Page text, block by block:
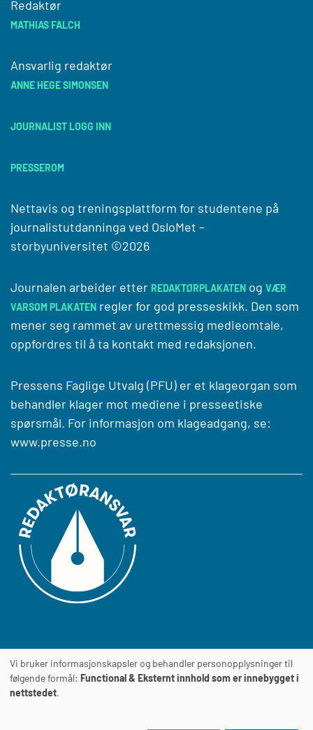
Redaktør
MATHIAS FALCH
Ansvarlig redaktør
ANNE HEGE SIMONSEN
JOURNALIST LOGG INN
PRESSEROM
Nettavis og treningsplattform for studentene på
journalistutdanninga ved OsloMet –
storbyuniversitet ©2026
Journalen arbeider etter REDAKTØRPLAKATEN og VÆR
VARSOM PLAKATEN regler for god presseskikk. Den som
mener seg rammet av urettmessig medieomtale,
oppfordres til å ta kontakt med redaksjonen.
Pressens Faglige Utvalg (PFU) er et klageorgan som
behandler klager mot mediene i presseetiske
spørsmål. For informasjon om klageadgang, se:
www.presse.no
JournalensTILGJENGELIGHETSERKLÆRING
Vi bruker informasjonskapsler og behandler personopplysninger til
følgende formål: Functional & Eksternt innhold som er innebygget i
nettstedet.